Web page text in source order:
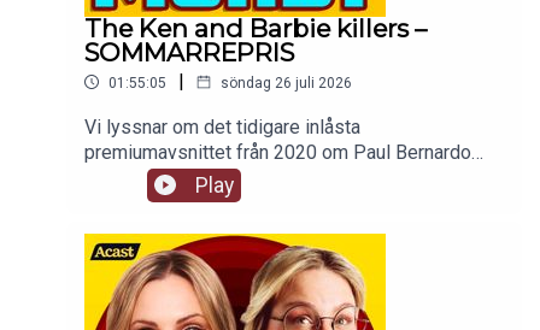
The Ken and Barbie killers –
SOMMARREPRIS
01:55:05 | söndag 26 juli 2026
Vi lyssnar om det tidigare inlåsta
premiumavsnittet från 2020 om Paul Bernardo
och Karla Homolka. Ingen går oberörd ur den här
historien, framförallt inte mackan. tw: sexuellt
våld, sexuellt våld mot minderåriga och
smörgåsar.
Play